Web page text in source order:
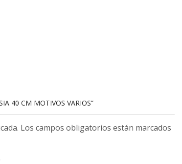
40 CM MOTIVOS VARIOS”
Los campos obligatorios están marcados